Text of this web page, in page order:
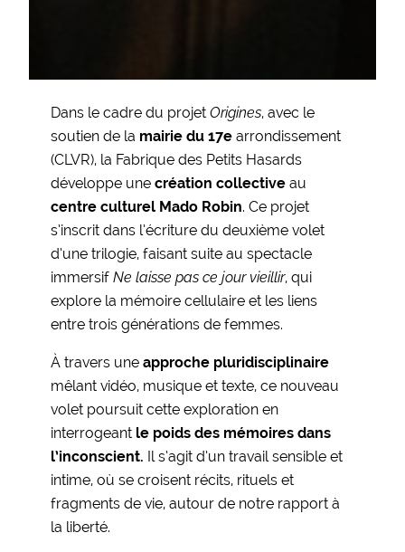
Dans le cadre du projet Origines, avec le
soutien de la mairie du 17e arrondissement
(CLVR), la Fabrique des Petits Hasards
développe une création collective au
centre culturel Mado Robin. Ce projet
s’inscrit dans l’écriture du deuxième volet
d’une trilogie, faisant suite au spectacle
immersif Ne laisse pas ce jour vieillir, qui
explore la mémoire cellulaire et les liens
entre trois générations de femmes.
À travers une approche pluridisciplinaire
mêlant vidéo, musique et texte, ce nouveau
volet poursuit cette exploration en
interrogeant le poids des mémoires dans
l’inconscient. Il s’agit d’un travail sensible et
intime, où se croisent récits, rituels et
fragments de vie, autour de notre rapport à
la liberté.